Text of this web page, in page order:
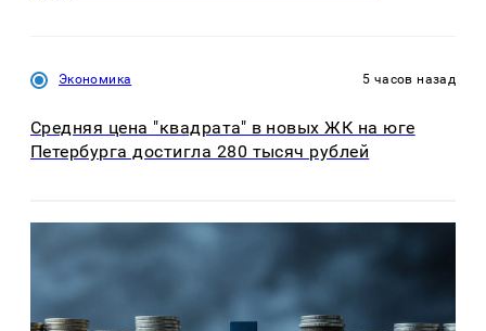
Экономика 5 часов назад
Средняя цена "квадрата" в новых ЖК на юге
Петербурга достигла 280 тысяч рублей